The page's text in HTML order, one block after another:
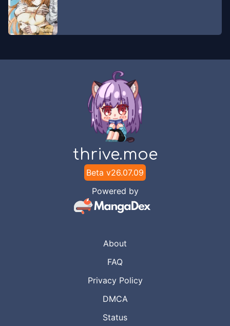
Chapter43
Lepoy TL
Nov 7, 2023
thrive.moe
Beta v26.07.09
Powered by
About
FAQ
Privacy Policy
DMCA
Status